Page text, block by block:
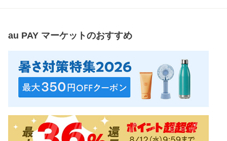
au PAY マーケットのおすすめ